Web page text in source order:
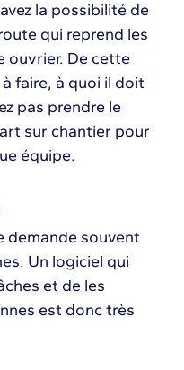
la possibilité de
qui reprend les
ouvrier. De cette
faire, à quoi il doit
pas prendre le
sur chantier pour
équipe.
demande souvent
Un logiciel qui
et de les
est donc très